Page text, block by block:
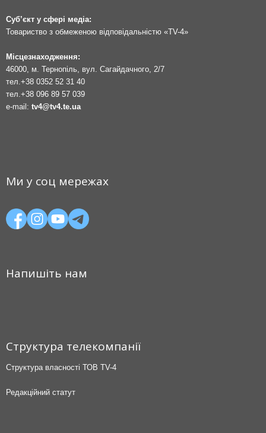
Суб’єкт у сфері медіа:
Товариство з обмеженою відповідальністю «TV-4»
Місцезнаходження:
46000, м. Тернопіль, вул. Сагайдачного, 2/7
тел.+38 0352 52 31 40
тел.+38 096 89 57 039
e-mail: tv4@tv4.te.ua
Ми у соц мережах
Напишіть нам
Структура телекомпанії
Структура власності ТОВ TV-4
Редакційний статут